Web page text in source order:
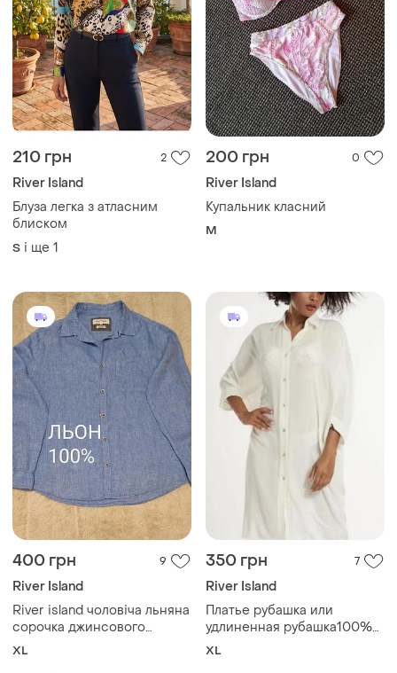
210 грн 2
River Island
Блуза легка з атласним
блиском
S і ще 1
200 грн 0
River Island
Купальник класний
M
400 грн 9
River Island
River іsland чоловіча льняна
сорочка джинсового
кольору в ідеалі розмір 50
XL
350 грн 7
River Island
Платье рубашка или
удлиненная рубашка100%
вискоза 14 р
XL